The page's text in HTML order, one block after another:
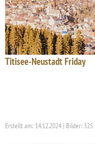
Titisee-Neustadt Friday
Erstellt am: 14.12.2024 | Bilder: 325